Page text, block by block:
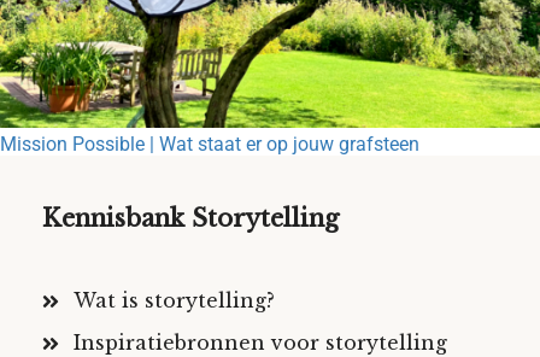
Mission Possible | Wat staat er op jouw grafsteen
Kennisbank Storytelling
Wat is storytelling?
Inspiratiebronnen voor storytelling